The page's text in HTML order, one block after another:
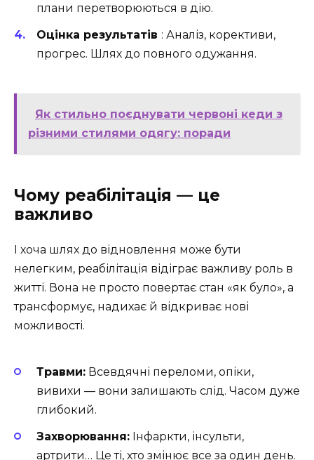
плани перетворюються в дію.
Оцінка результатів : Аналіз, корективи,
прогрес. Шлях до повного одужання.
Як стильно поєднувати червоні кеди з
різними стилями одягу: поради
Чому реабілітація — це
важливо
І хоча шлях до відновлення може бути
нелегким, реабілітація відіграє важливу роль в
житті. Вона не просто повертає стан «як було», а
трансформує, надихає й відкриває нові
можливості.
Травми: Всевдячні переломи, опіки,
вивихи — вони залишають слід. Часом дуже
глибокий.
Захворювання: Інфаркти, інсульти,
артрити… Це ті, хто змінює все за один день.